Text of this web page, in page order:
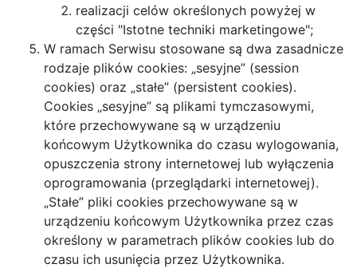
realizacji celów określonych powyżej w
części "Istotne techniki marketingowe";
W ramach Serwisu stosowane są dwa zasadnicze
rodzaje plików cookies: „sesyjne” (session
cookies) oraz „stałe” (persistent cookies).
Cookies „sesyjne” są plikami tymczasowymi,
które przechowywane są w urządzeniu
końcowym Użytkownika do czasu wylogowania,
opuszczenia strony internetowej lub wyłączenia
oprogramowania (przeglądarki internetowej).
„Stałe” pliki cookies przechowywane są w
urządzeniu końcowym Użytkownika przez czas
określony w parametrach plików cookies lub do
czasu ich usunięcia przez Użytkownika.